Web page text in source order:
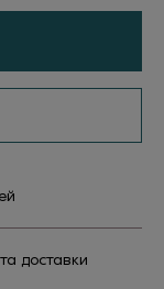
доставки